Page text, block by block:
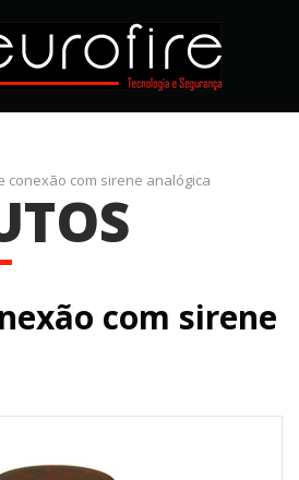
conexão com sirene analógica
com sirene